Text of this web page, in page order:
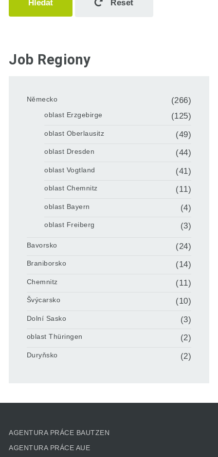
Hledat Reset
Job Regiony
Německo (266)
oblast Erzgebirge (125)
oblast Oberlausitz (49)
oblast Dresden (44)
oblast Vogtland (41)
oblast Chemnitz (11)
oblast Bayern (4)
oblast Freiberg (3)
Bavorsko (24)
Braniborsko (14)
Chemnitz (11)
Švýcarsko (10)
Dolní Sasko (3)
oblast Thüringen (2)
Duryňsko (2)
AGENTURA PRÁCE BAUTZEN
AGENTURA PRÁCE AUE